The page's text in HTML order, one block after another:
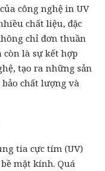
công nghệ in UV
chất liệu, đặc
chỉ đơn thuần
là sự kết hợp
tạo ra những sản
chất lượng và
tia cực tím (UV)
mặt kính. Quá